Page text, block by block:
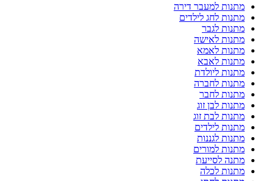
מתנות למעבר דירה
מתנות לחג לילדים
מתנות לגבר
מתנות לאישה
מתנות לאמא
מתנות לאבא
מתנות ליולדת
מתנות לחברה
מתנות לחבר
מתנות לבן זוג
מתנות לבת זוג
מתנות לילדים
מתנות לגננות
מתנות למורים
מתנה לסייעת
מתנות לכלה